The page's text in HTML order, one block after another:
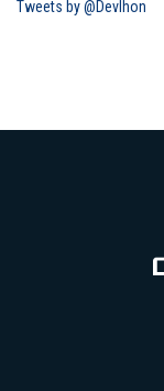
Tweets by @Devlhon